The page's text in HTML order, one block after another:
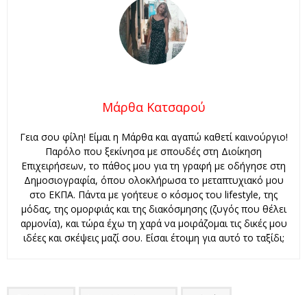
Μάρθα Κατσαρού
Γεια σου φίλη! Είμαι η Μάρθα και αγαπώ καθετί καινούργιο!
Παρόλο που ξεκίνησα με σπουδές στη Διοίκηση
Επιχειρήσεων, το πάθος μου για τη γραφή με οδήγησε στη
Δημοσιογραφία, όπου ολοκλήρωσα το μεταπτυχιακό μου
στο ΕΚΠΑ. Πάντα με γοήτευε ο κόσμος του lifestyle, της
μόδας, της ομορφιάς και της διακόσμησης (ζυγός που θέλει
αρμονία), και τώρα έχω τη χαρά να μοιράζομαι τις δικές μου
ιδέες και σκέψεις μαζί σου. Είσαι έτοιμη για αυτό το ταξίδι;